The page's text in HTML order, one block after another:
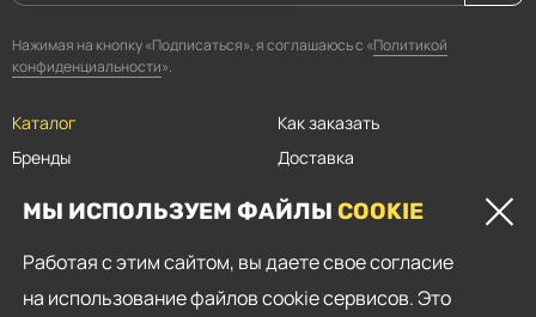
МЫ ИСПОЛЬЗУЕМ ФАЙЛЫ COOKIE
Работая с этим сайтом, вы даете свое согласие
на использование файлов cookie сервисов. Это
Каталог
Бренды
Прайсы
Контакты
Как заказать
Доставка
Оплата
Скидки
Нажимая на кнопку «Подписаться», я соглашаюсь с «Политикой
конфиденциальности».